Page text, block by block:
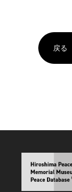
戻る